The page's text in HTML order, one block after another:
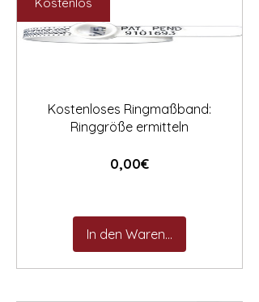
Kostenloses Ringmaßband:
Ringgröße ermitteln
0,00€Preis
In den Warenkorb